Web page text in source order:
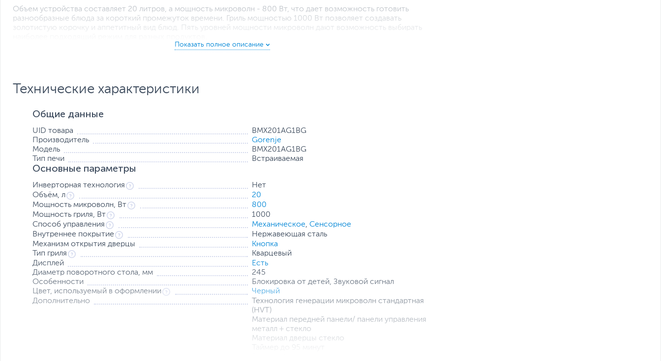
Объем устройства составляет 20 литров, а мощность микроволн - 800 Вт, что дает возможность готовить
разнообразные блюда за короткий промежуток времени. Гриль мощностью 1000 Вт позволяет создавать
золотистую корочку и аппетитный вид блюд. Пять уровней мощности микроволн дают возможность выбирать
очистки паром AquaClean упрощает уход за внутренней камерой, делая её очистку быстрой и легкой. Камера
выполнена из нержавеющей стали, что обеспечивает её устойчивость к коррозии и долговечность.
Печь оборудована функцией блокировки от детей и защитой от включения при открытой дверце, что
гарантирует безопасное использование. В комплект входят стеклянная тарелка для поворотного стола и
решетка для гриля, расширяющие возможности приготовления.
Технические характеристики
Общие данные
UID товара
BMX201AG1BG
Производитель
Gorenje
Модель
BMX201AG1BG
Тип печи
Встраиваемая
Основные параметры
Инверторная технология
Нет
Объём, л
20
Мощность микроволн, Вт
800
Мощность гриля, Вт
1000
Способ управления
Механическое,Сенсорное
Внутреннее покрытие
Нержавеющая сталь
Механизм открытия дверцы
Кнопка
Тип гриля
Кварцевый
Дисплей
Есть
Диаметр поворотного стола, мм
245
Особенности
Блокировка от детей, Звуковой сигнал
Цвет, используемый в оформлении
Черный
Дополнительно
Технология генерации микроволн стандартная
(HVT)
Материал передней панели/ панели управления
металл + стекло
Материал дверцы стекло